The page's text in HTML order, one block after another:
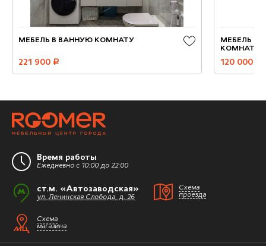
МЕБЕЛЬ В ВАННУЮ КОМНАТУ
221 900 руб.
МЕБЕЛЬ
КОМНАТУ
120 000
Время работы
Ежедневно с 10:00 до 22:00
ст.м. «Автозаводская»
ул. Ленинская Слобода, д. 26
Схема
проезда
Схема
магазина